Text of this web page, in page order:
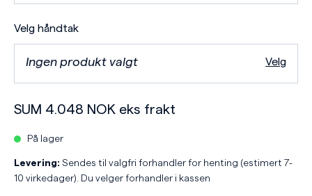
Velg håndtak
Ingen produkt valgt Velg
SUM 4.048 NOK eks frakt
På lager
Levering: Sendes til valgfri forhandler for henting (estimert 7-
10 virkedager). Du velger forhandler i kassen